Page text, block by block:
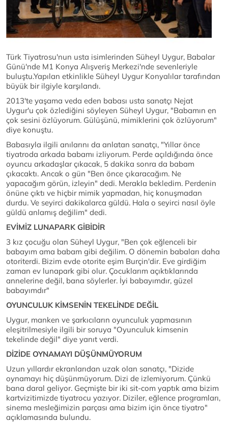
Türk Tiyatrosu'nun usta isimlerinden Süheyl Uygur, Babalar
Günü'nde M1 Konya Alışveriş Merkezi'nde sevenleriyle
buluştu.Yapılan etkinlikle Süheyl Uygur Konyalılar tarafından
büyük bir ilgiyle karşılandı.
2013'te yaşama veda eden babası usta sanatçı Nejat
Uygur'u çok özlediğini söyleyen Süheyl Uygur, "Babamın en
çok sesini özlüyorum. Gülüşünü, mimiklerini çok özlüyorum"
diye konuştu.
Babasıyla ilgili anılarını da anlatan sanatçı, "Yıllar önce
tiyatroda arkada babamı izliyorum. Perde açıldığında önce
oyuncu arkadaşlar çıkacak, 5 dakika sonra da babam
çıkacaktı. Ancak o gün "Ben önce çıkaracağım. Ne
yapacağım görün, izleyin" dedi. Merakla bekledim. Perdenin
önüne çıktı ve hiçbir mimik yapmadan, hiç konuşmadan
durdu. Ve seyirci dakikalarca güldü. Hala o seyirci nasıl öyle
güldü anlamış değilim" dedi.
EVİMİZ LUNAPARK GİBİDİR
3 kız çocuğu olan Süheyl Uygur, "Ben çok eğlenceli bir
babayım ama babam gibi değilim. O dönemin babaları daha
otoriterdi. Bizim evde otorite eşim Burçin'dir. Eve girdiğim
zaman ev lunapark gibi olur. Çocuklarım açıktıklarında
annelerine değil, bana söylerler. İyi babayımdır, güzel
babayımdır"
OYUNCULUK KİMSENİN TEKELİNDE DEĞİL
Uygur, manken ve şarkıcıların oyunculuk yapmasının
eleşitrilmesiyle ilgili bir soruya "Oyunculuk kimsenin
tekelinde değil" diye yanıt verdi.
DİZİDE OYNAMAYI DÜŞÜNMÜYORUM
Uzun yıllardır ekranlarıdan uzak olan sanatçı, "Dizide
oynamayı hiç düşünmüyorum. Dizi de izlemiyorum. Çünkü
bana daral geliyor. Geçmişte bir iki sit-com yaptık ama bizim
kartvizitimizde tiyatrocu yazıyor. Diziler, eğlence programları,
sinema mesleğimizin parçası ama bizim için önce tiyatro"
açıklamasında bulundu.